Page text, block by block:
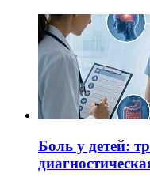
Боль у детей: